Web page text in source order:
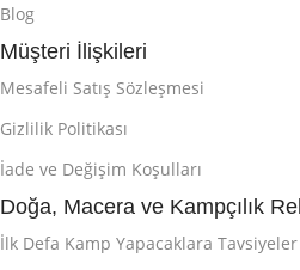
Blog
Müşteri İlişkileri
Mesafeli Satış Sözleşmesi
Gizlilik Politikası
İade ve Değişim Koşulları
Doğa, Macera ve Kampçılık
İlk Defa Kamp Yapacaklara Tavsiyeler